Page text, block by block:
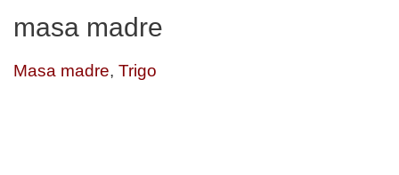
masa madre
Masa madre, Trigo